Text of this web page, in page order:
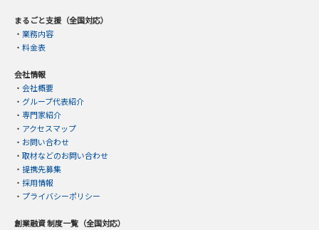
まるごと支援（全国対応）
・ 業務内容
・ 料金表
会社情報
・ 会社概要
・ グループ代表紹介
・ 専門家紹介
・ アクセスマップ
・ お問い合わせ
・ 取材などのお問い合わせ
・ 提携先募集
・ 採用情報
・ プライバシーポリシー
創業融資 制度一覧（全国対応）